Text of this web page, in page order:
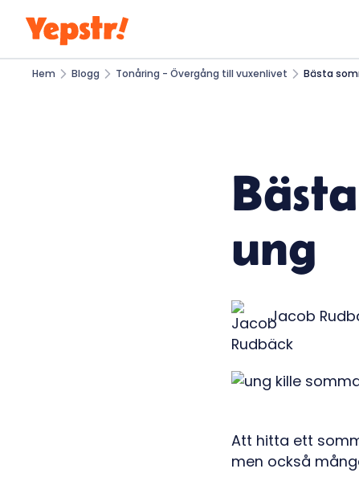
Hem Blogg Tonåring - Övergång till vuxenlivet Bästa
ung
Jacob
Att hitta ett
men också